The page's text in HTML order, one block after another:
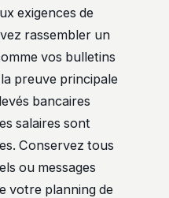
exigences de
rassembler un
vos bulletins
preuve principale
bancaires
salaires sont
Conservez tous
ou messages
votre planning de